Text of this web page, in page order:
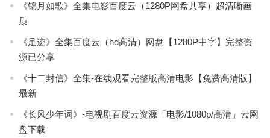
《锦月如歌》全集电影百度云（1280P网盘共享）超清晰画
质
《足迹》全集百度云（hd高清）网盘【1280P中字】完整资
源已分享
《十二封信》全集-在线观看完整版高清电影【免费高清版】
最新
《长风少年词》-电视剧百度云资源「电影/1080p/高清」云网
盘下载